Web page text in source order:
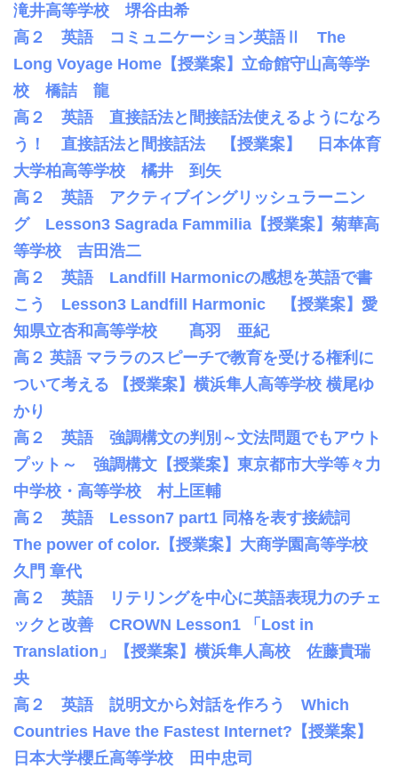
滝井高等学校 堺谷由希
高２ 英語 コミュニケーション英語Ⅱ The
Long Voyage Home【授業案】立命館守山高等学
校 橋詰 龍
高２ 英語 直接話法と間接話法使えるようになろ
う！ 直接話法と間接話法 【授業案】 日本体育
大学柏高等学校 橘井 到矢
高２ 英語 アクティブイングリッシュラーニン
グ Lesson3 Sagrada Fammilia【授業案】菊華高
等学校 吉田浩二
高２ 英語 Landfill Harmonicの感想を英語で書
こう Lesson3 Landfill Harmonic 【授業案】愛
知県立杏和高等学校 髙羽 亜紀
高２ 英語 マララのスピーチで教育を受ける権利に
ついて考える 【授業案】横浜隼人高等学校 横尾ゆ
かり
高２ 英語 強調構文の判別～文法問題でもアウト
プット～ 強調構文【授業案】東京都市大学等々力
中学校・高等学校 村上匡輔
高２ 英語 Lesson7 part1 同格を表す接続詞
The power of color.【授業案】大商学園高等学校
久門 章代
高２ 英語 リテリングを中心に英語表現力のチェ
ックと改善 CROWN Lesson1 「Lost in
Translation」【授業案】横浜隼人高校 佐藤貴瑞
央
高２ 英語 説明文から対話を作ろう Which
Countries Have the Fastest Internet?【授業案】
日本大学櫻丘高等学校 田中忠司